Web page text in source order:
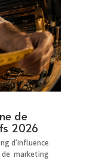
de
2026
d’influence
marketing